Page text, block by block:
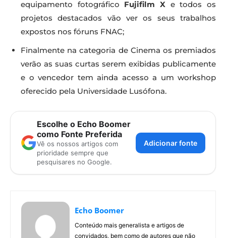
equipamento fotográfico Fujifilm X e todos os
projetos destacados vão ver os seus trabalhos
expostos nos fóruns FNAC;
Finalmente na categoria de Cinema os premiados
verão as suas curtas serem exibidas publicamente
e o vencedor tem ainda acesso a um workshop
oferecido pela Universidade Lusófona.
Escolhe o Echo Boomer
como Fonte Preferida
Vê os nossos artigos com
prioridade sempre que
pesquisares no Google.
Adicionar fonte
Echo Boomer
Conteúdo mais generalista e artigos de
convidados, bem como de autores que não